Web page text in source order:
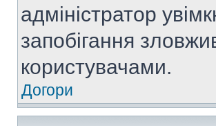
адміністратор
запобігання
користувачами.
Догори